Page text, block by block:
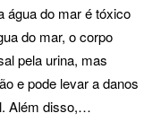
água do mar é tóxico
do mar, o corpo
pela urina, mas
e pode levar a danos
Além disso,…